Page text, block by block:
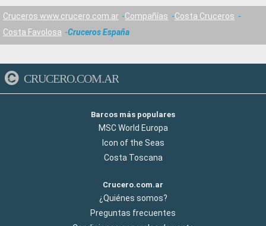
Cruceros www.crucero.com.ar Compañías
Costa Cruceros
Costa Favolosa
Cruceros España
CRUCERO.COM.AR
Barcos más populares
MSC World Europa
Icon of the Seas
Costa Toscana
Crucero.com.ar
¿Quiénes somos?
Preguntas frecuentes